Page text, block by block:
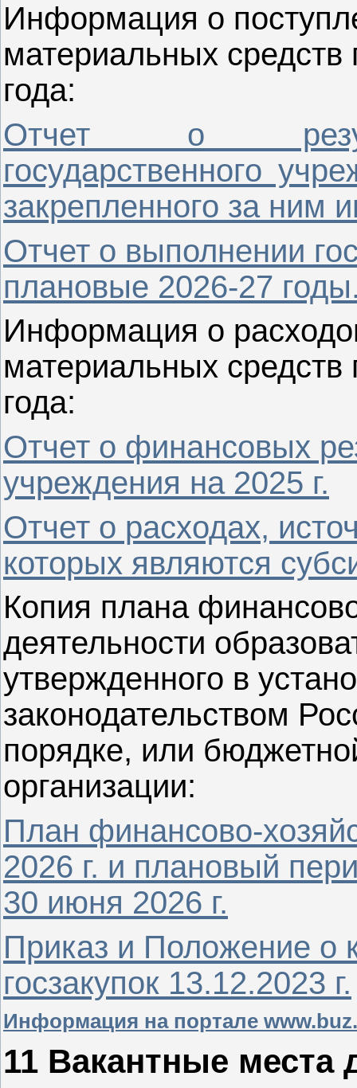
Информация о
материальных
года:
Отчет о
государственного
закрепленного за ним
Отчет о выполнении
плановые 2026-27
Информация о
материальных
года:
Отчет о финансовых
учреждения на 2025 г.
Отчет о расходах,
которых являются
Копия плана
деятельности
утвержденного в
законодательством
порядке, или
организации:
План финансово-
2026 г. и плановый
30 июня 2026 г.
Приказ и Положение о
госзакупок 13.12.2023 г.
Информация на портале
11 Вакантные места